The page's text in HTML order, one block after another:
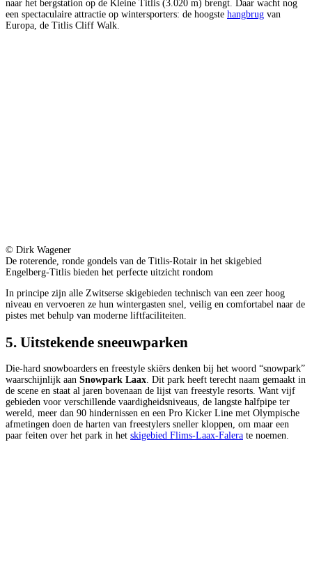
naar het bergstation op de Kleine Titlis (3.020 m) brengt. Daar wacht nog
een spectaculaire attractie op wintersporters: de hoogste hangbrug van
Europa, de Titlis Cliff Walk.
© Dirk Wagener
De roterende, ronde gondels van de Titlis-Rotair in het skigebied
Engelberg-Titlis bieden het perfecte uitzicht rondom
In principe zijn alle Zwitserse skigebieden technisch van een zeer hoog
niveau en vervoeren ze hun wintergasten snel, veilig en comfortabel naar de
pistes met behulp van moderne liftfaciliteiten.
5. Uitstekende sneeuwparken
Die-hard snowboarders en freestyle skiërs denken bij het woord “snowpark”
waarschijnlijk aan Snowpark Laax. Dit park heeft terecht naam gemaakt in
de scene en staat al jaren bovenaan de lijst van freestyle resorts. Want vijf
gebieden voor verschillende vaardigheidsniveaus, de langste halfpipe ter
wereld, meer dan 90 hindernissen en een Pro Kicker Line met Olympische
afmetingen doen de harten van freestylers sneller kloppen, om maar een
paar feiten over het park in het skigebied Flims-Laax-Falera te noemen.